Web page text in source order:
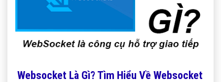
Websocket Là Gì? Tìm Hiểu Về Websocket